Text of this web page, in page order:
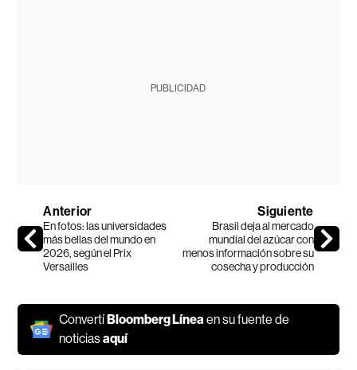
PUBLICIDAD
Anterior
En fotos: las universidades
más bellas del mundo en
2026, según el Prix
Versailles
Siguiente
Brasil deja al mercado
mundial del azúcar con
menos información sobre su
cosecha y producción
ConvertíBloomberg Líneaen su fuente de
noticiasaquí